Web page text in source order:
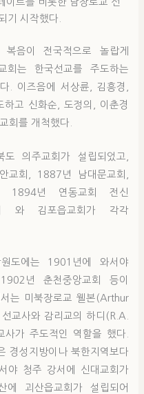
기 시작했다.
음이 전국적으로 놀랍게
회는 한국선교를 주도하는
. 이즈음에 서상륜, 김흥경,
고 신화순, 도정의, 이춘경
회를 개척했다.
의주교회가 설립되었고,
교회, 1887년 남대문교회,
1894년 연동교회 전신
와 김포읍교회가 각각
에는 1901년에 와서야
년 춘천중앙교회 등이
는 미북장로교 웰본(Arthur
교사와 감리교의 하디(R.A.
가 주도적인 역할을 했다.
경성지방이나 북한지역보다
야 청주 강서에 신대교회가
괴산읍교회가 설립되어